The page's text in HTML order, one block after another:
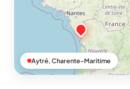
Aytré, Charente-Maritime